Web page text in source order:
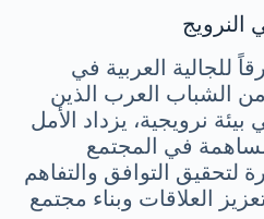
النرويج
للجالية العربية في
من الشباب العرب الذين
نرويجية، يزداد الأمل
في المجتمع
لتحقيق التوافق والتفاهم
العلاقات وبناء مجتمع